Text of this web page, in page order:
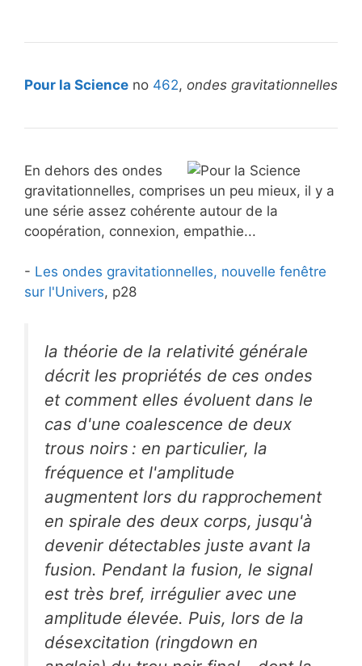
Pour la Science no 462, ondes gravitationnelles
En dehors des ondes
gravitationnelles, comprises un peu mieux, il y a
une série assez cohérente autour de la
coopération, connexion, empathie...
- Les ondes gravitationnelles, nouvelle fenêtre
sur l'Univers, p28
la théorie de la relativité générale
décrit les propriétés de ces ondes
et comment elles évoluent dans le
cas d'une coalescence de deux
trous noirs : en particulier, la
fréquence et l'amplitude
augmentent lors du rapprochement
en spirale des deux corps, jusqu'à
devenir détectables juste avant la
fusion. Pendant la fusion, le signal
est très bref, irrégulier avec une
amplitude élevée. Puis, lors de la
désexcitation (ringdown en